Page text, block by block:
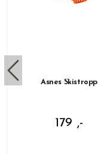
Åsnes Skistropp
179 ,-